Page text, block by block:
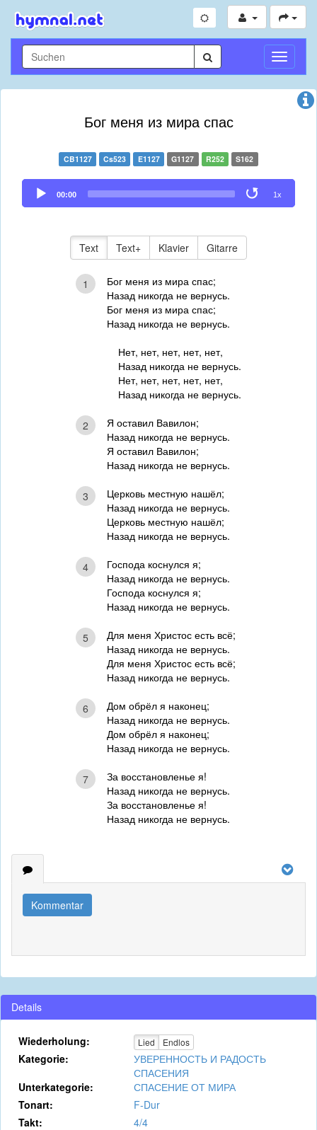
Бог меня из мира спас
CB1127 Cs523 E1127 G1127 R252 S162
Audio
Player
00:00 1x
Text Text+ Klavier Gitarre
1
Бог меня из мира спас;
Назад никогда не вернусь.
Бог меня из мира спас;
Назад никогда не вернусь.
Нет, нет, нет, нет, нет,
Назад никогда не вернусь.
Нет, нет, нет, нет, нет,
Назад никогда не вернусь.
2
Я оставил Вавилон;
Назад никогда не вернусь.
Я оставил Вавилон;
Назад никогда не вернусь.
3
Церковь местную нашёл;
Назад никогда не вернусь.
Церковь местную нашёл;
Назад никогда не вернусь.
4
Господа коснулся я;
Назад никогда не вернусь.
Господа коснулся я;
Назад никогда не вернусь.
5
Для меня Христос есть всё;
Назад никогда не вернусь.
Для меня Христос есть всё;
Назад никогда не вернусь.
6
Дом обрёл я наконец;
Назад никогда не вернусь.
Дом обрёл я наконец;
Назад никогда не вернусь.
7
За восстановленье я!
Назад никогда не вернусь.
За восстановленье я!
Назад никогда не вернусь.
Kommentar
Details
Wiederholung: Lied Endlos
Kategorie:
УВЕРЕННОСТЬ И РАДОСТЬ
СПАСЕНИЯ
Unterkategorie:
СПАСЕНИЕ ОТ МИРА
Tonart:
F-Dur
Takt:
4/4